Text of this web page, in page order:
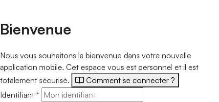
Bienvenue
Nous vous souhaitons la bienvenue dans votre nouvelle
application mobile. Cet espace vous est personnel et il est
totalement sécurisé.
Comment se connecter ?
Identifiant *